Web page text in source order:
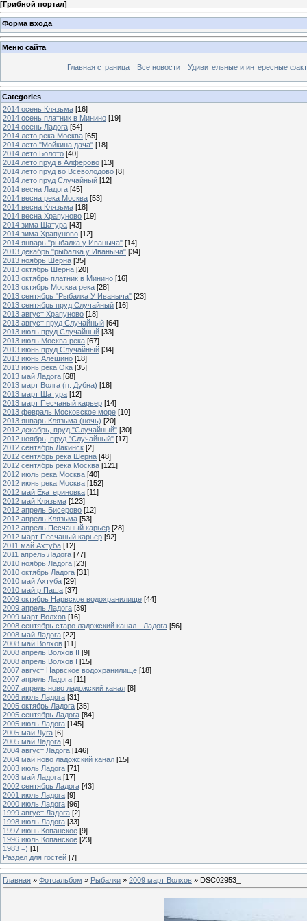
[Грибной портал]
Форма входа
Меню сайта
Главная страница Все новости Удивительные и интересные
Categories
2014 осень Клязьма [16]
2014 осень платник в Минино [19]
2014 осень Ладога [54]
2014 лето река Москва [65]
2014 лето "Мойкина дача" [18]
2014 лето Болото [40]
2014 лето пруд в Алферово [13]
2014 лето пруд во Всеволодово [8]
2014 лето пруд Случайный [12]
2014 весна Ладога [45]
2014 весна река Москва [53]
2014 весна Клязьма [18]
2014 весна Храпуново [19]
2014 зима Шатура [43]
2014 зима Храпуново [12]
2014 январь "рыбалка у Иваныча" [14]
2013 декабрь "рыбалка у Иваныча" [34]
2013 ноябрь Шерна [35]
2013 октябрь Шерна [20]
2013 октябрь платник в Минино [16]
2013 октябрь Москва река [28]
2013 сентябрь "Рыбалка У Иваныча" [23]
2013 сентябрь пруд Случайный [16]
2013 август Храпуново [18]
2013 август пруд Случайный [64]
2013 июль пруд Случайный [33]
2013 июль Москва река [67]
2013 июнь пруд Случайный [34]
2013 июнь Алёшино [18]
2013 июнь река Ока [35]
2013 май Ладога [68]
2013 март Волга (п. Дубна) [18]
2013 март Шатура [12]
2013 март Песчаный карьер [14]
2013 февраль Московское море [10]
2013 январь Клязьма (ночь) [20]
2012 декабрь, пруд "Случайный" [30]
2012 ноябрь, пруд "Случайный" [17]
2012 сентябрь Лакинск [2]
2012 сентябрь река Шерна [48]
2012 сентябрь река Москва [121]
2012 июль река Москва [40]
2012 июнь река Москва [152]
2012 май Екатериновка [11]
2012 май Клязьма [123]
2012 апрель Бисерово [12]
2012 апрель Клязьма [53]
2012 апрель Песчаный карьер [28]
2012 март Песчаный карьер [92]
2011 май Ахтуба [12]
2011 апрель Ладога [77]
2010 ноябрь Ладога [23]
2010 октябрь Ладога [31]
2010 май Ахтуба [29]
2010 май р.Паша [37]
2009 октябрь Нарвское водохранилище [44]
2009 апрель Ладога [39]
2009 март Волхов [16]
2008 сентябрь старо ладожский канал - Ладога [56]
2008 май Ладога [22]
2008 май Волхов [11]
2008 апрель Волхов II [9]
2008 апрель Волхов I [15]
2007 август Нарвское водохранилище [18]
2007 апрель Ладога [11]
2007 апрель ново ладожский канал [8]
2006 июль Ладога [31]
2005 октябрь Ладога [35]
2005 сентябрь Ладога [84]
2005 июль Ладога [145]
2005 май Луга [6]
2005 май Ладога [4]
2004 август Ладога [146]
2004 май ново ладожский канал [15]
2003 июль Ладога [71]
2003 май Ладога [17]
2002 сентябрь Ладога [43]
2001 июль Ладога [9]
2000 июль Ладога [96]
1999 август Ладога [2]
1998 июль Ладога [33]
1997 июнь Копанское [9]
1996 июль Копанское [23]
1983 =) [1]
Раздел для гостей [7]
Главная » Фотоальбом » Рыбалки » 2009 март Волхов » DSC02953_